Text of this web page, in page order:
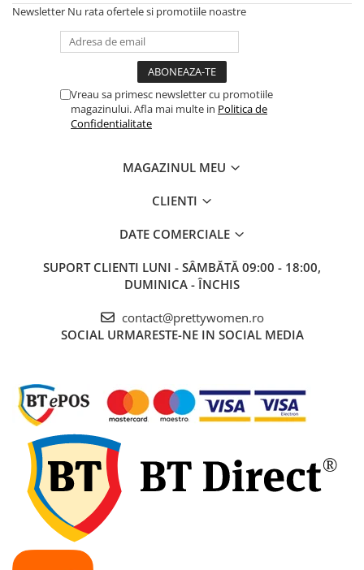
Newsletter Nu rata ofertele si promotiile noastre
Vreau sa primesc newsletter cu promotiile
magazinului. Afla mai multe in Politica de
Confidentialitate
MAGAZINUL MEU
CLIENTI
DATE COMERCIALE
SUPORT CLIENTI LUNI - SÂMBĂTĂ 09:00 - 18:00,
DUMINICA - ÎNCHIS
contact@prettywomen.ro
SOCIAL URMARESTE-NE IN SOCIAL MEDIA